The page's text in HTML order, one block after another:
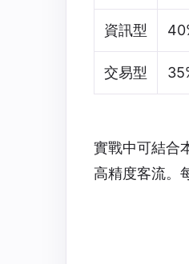
資訊型
交易型
實戰中可結合
高精度客流。